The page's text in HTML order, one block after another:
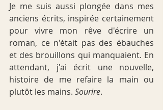
Je me suis aussi plongée dans mes
anciens écrits, inspirée certainement
pour vivre mon rêve d'écrire un
roman, ce n'était pas des ébauches
et des brouillons qui manquaient. En
attendant, j'ai écrit une nouvelle,
histoire de me refaire la main ou
plutôt les mains. Sourire.